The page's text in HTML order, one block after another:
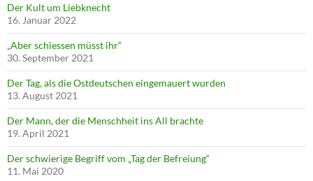
Der Kult um Liebknecht
16. Januar 2022
„Aber schiessen müsst ihr“
30. September 2021
Der Tag, als die Ostdeutschen eingemauert wurden
13. August 2021
Der Mann, der die Menschheit ins All brachte
19. April 2021
Der schwierige Begriff vom „Tag der Befreiung“
11. Mai 2020